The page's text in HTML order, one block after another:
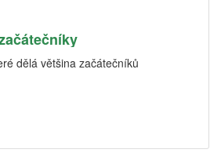
dělá většina začátečníků